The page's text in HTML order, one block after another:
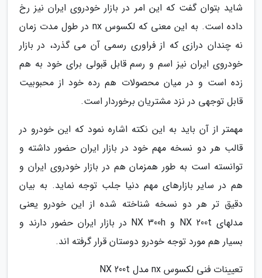
شاید بتوان گفت که این امر در بازار خودروی ایران نیز رخ
داده است. به این معنی که لکسوس nx در طول مدت زمان
نه چندان درازی که از فراوری رسمی آن می گذرد، در بازار
خودروی ایران نیز اسم و رسم قابل قبولی برای خود به هم
زده است و در میان محصولات هم رده خود از محبوبیت
قابل توجهی در نزد مشتریان برخوردار است.
مهمتر از آن باید به این نکته اشاره نمود که این خودرو در
قالب هر دو نسخه مهم خود در بازار ایران حضور داشته و
توانسته است به طور همزمان هم در بازار خودروی ایران و
هم در سایر بازارهای مهم دنیا جلب توجه نماید. به بیان
دقیق تر هر دو نسخه شناخته شده از این خودرو یعنی
مدلهای NX 200t و NX 300h در بازار ایران حضور دارند و
بسیار هم مورد توجه خودرو دوستان قرار گرفته اند.
تعیینات فنی لکسوس nx مدل NX 200t